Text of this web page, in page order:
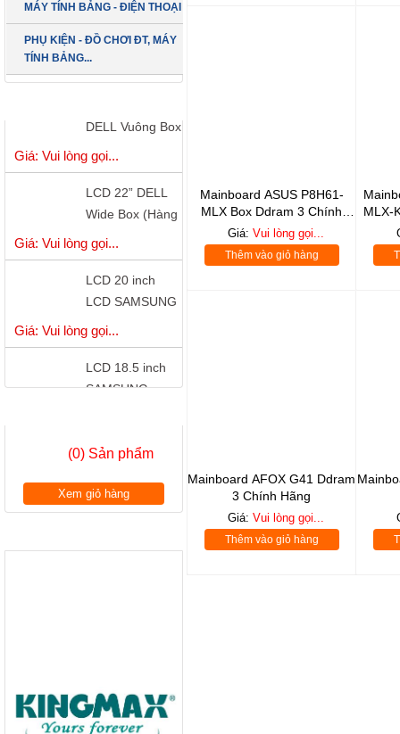
MÁY TÍNH BẢNG - ĐIỆN THOẠI
PHỤ KIỆN - ĐỒ CHƠI ĐT, MÁY
TÍNH BẢNG...
LCD 19 inch
( Hàng Công Ty
Giá: Vui lòng gọi...
LCD 22” DELL
Wide Box (Hàng
Công Ty)
Giá: Vui lòng gọi...
LCD 20 inch
LCD SAMSUNG
S20B300B - LED
Giá: Vui lòng gọi...
LCD 18.5 inch
SAMSUNG
S19A150 - LED
LG W1942 Wide
Giá: Vui lòng gọi...
LCD 19 inch
DELL 190S
(0) Sản phẩm
Xem giỏ hàng
Mainboard ASUS P8H61-
MLX Box Ddram 3 Chính
Hãng
Giá:Vui lòng gọi...
Thêm vào giỏ hàng
MLX-
Mainboard AFOX G41 Ddram
3 Chính Hãng
Giá:Vui lòng gọi...
Thêm vào giỏ hàng